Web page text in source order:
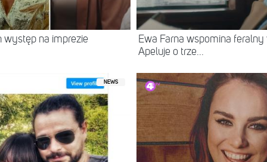
występ na imprezie
Ewa Farna wspomina
Apeluje o trze...
NEWS